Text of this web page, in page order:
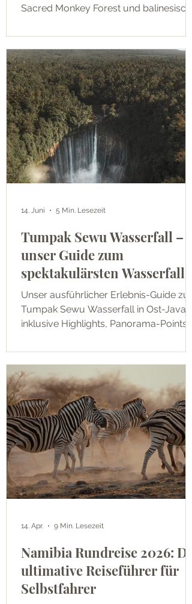
Sacred Monkey Forest und balinesische
Budget und Insider-Infos für deine Bali-
Reise.
Tumpak Sewu Wasserfall –
unser Guide zum
spektakulärsten Wasserfall
Indonesiens
Unser ausführlicher Erlebnis-Guide zum
Tumpak Sewu Wasserfall in Ost-Java –
inklusive Highlights, Panorama-Points,
Budget-Tipps und realistische Planung
für deinen Trip.
14. Juni 5 Min. Lesezeit
Namibia Rundreise 2026: Der
ultimative Reiseführer für
Selbstfahrer
14. Apr. 9 Min. Lesezeit